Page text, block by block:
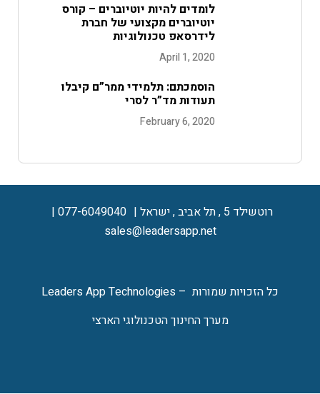
לומדים להיות יוטיוברים – קורס
יוטיוברים מקצועי של חברת
לידרסאפ טכנולוגיות
April 1, 2020
הוסמכתם: תלמידי ממר”ם קיבלו
תעודות מד”ר לסרי
February 6, 2020
רוטשילד 5 , תל אביב , ישראל
077-6049040
sales@leadersapp.net
כל הזכויות שמורות – Leaders App Technologies
מערך החינוך הטכנולוגי הארצי